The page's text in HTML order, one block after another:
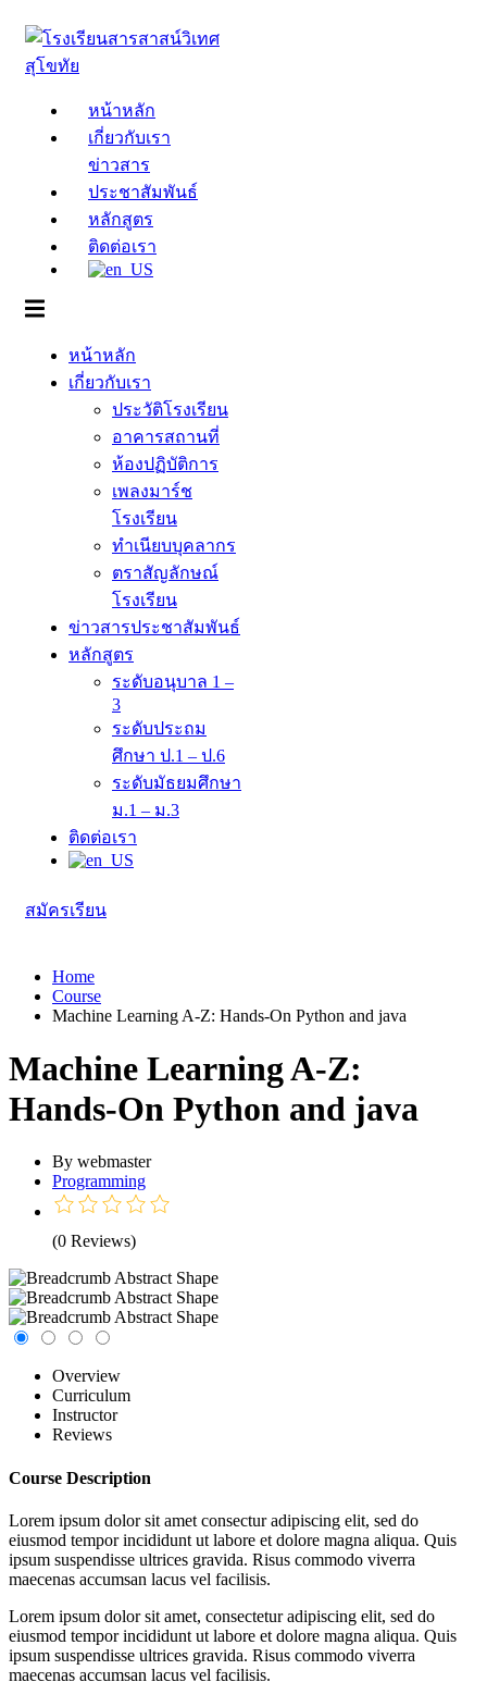
content
หน้าหลัก
เกี่ยวกับเรา
ข่าวสาร
ประชาสัมพันธ์
หลักสูตร
ติดต่อเรา
หน้าหลัก
เกี่ยวกับเรา
ประวัติโรงเรียน
อาคารสถานที่
ห้องปฏิบัติการ
เพลงมาร์ช
โรงเรียน
ทำเนียบบุคลากร
ตราสัญลักษณ์
โรงเรียน
ข่าวสารประชาสัมพันธ์
หลักสูตร
ระดับอนุบาล 1 –
3
ระดับประถม
ศึกษา ป.1 – ป.6
ระดับมัธยมศึกษา
ม.1 – ม.3
ติดต่อเรา
สมัครเรียน
Home
Course
Machine Learning A-Z: Hands-On Python and java
Machine Learning A-Z:
Hands-On Python and java
By webmaster
Programming
(0 Reviews)
Overview
Curriculum
Instructor
Reviews
Course Description
Lorem ipsum dolor sit amet consectur adipiscing elit, sed do
eiusmod tempor incididunt ut labore et dolore magna aliqua. Quis
ipsum suspendisse ultrices gravida. Risus commodo viverra
maecenas accumsan lacus vel facilisis.
Lorem ipsum dolor sit amet, consectetur adipiscing elit, sed do
eiusmod tempor incididunt ut labore et dolore magna aliqua. Quis
ipsum suspendisse ultrices gravida. Risus commodo viverra
maecenas accumsan lacus vel facilisis.